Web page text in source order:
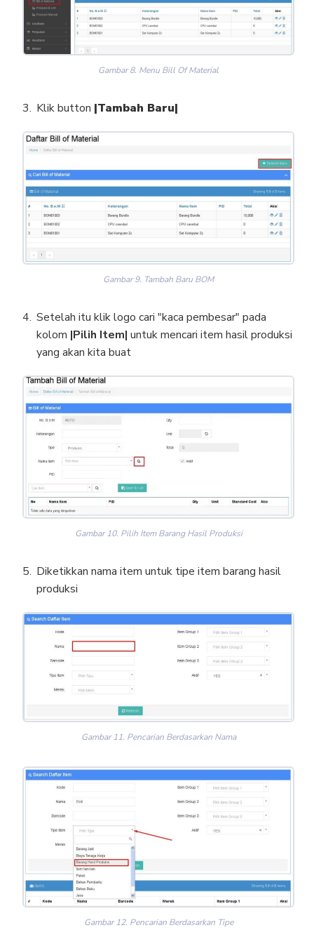
Gambar 8. Menu Bill Of Material
Klik button |Tambah Baru|
Gambar 9. Tambah Baru BOM
Setelah itu klik logo cari "kaca pembesar" pada
kolom |Pilih Item| untuk mencari item hasil produksi
yang akan kita buat
Gambar 10. Pilih Item Barang Hasil Produksi
Diketikkan nama item untuk tipe item barang hasil
produksi
Gambar 11. Pencarian Berdasarkan Nama
Gambar 12. Pencarian Berdasarkan Tipe